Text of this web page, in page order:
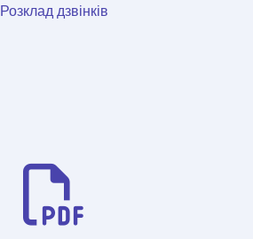
Розклад дзвінків